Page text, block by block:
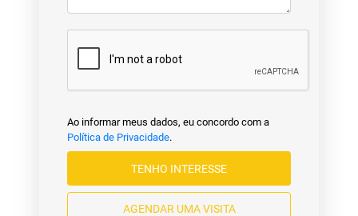
Ao informar meus dados, eu concordo com a
Política de Privacidade.
TENHO INTERESSE
AGENDAR UMA VISITA